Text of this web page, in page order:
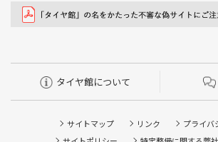
タイヤ館について
サイトマップ リンク
プライバ